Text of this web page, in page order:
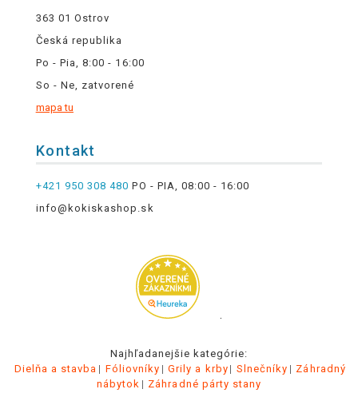
363 01 Ostrov
Česká republika
Po - Pia, 8:00 - 16:00
So - Ne, zatvorené
mapa tu
Kontakt
+421 950 308 480 PO - PIA, 08:00 - 16:00
info@kokiskashop.sk
.
Najhľadanejšie kategórie:
Dielňa a stavba
Fóliovníky Grily a krby Slnečníky
Záhradný
nábytok
Záhradné párty stany